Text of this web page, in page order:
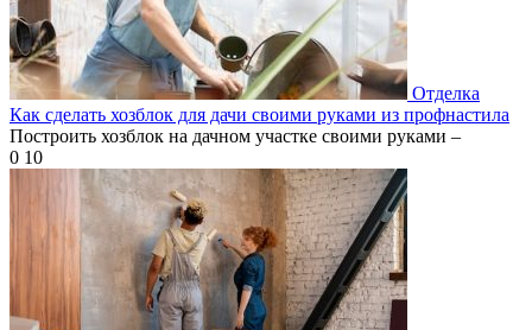
Отделка
Как сделать хозблок для дачи своими руками из профнастила
Построить хозблок на дачном участке своими руками –
0 10